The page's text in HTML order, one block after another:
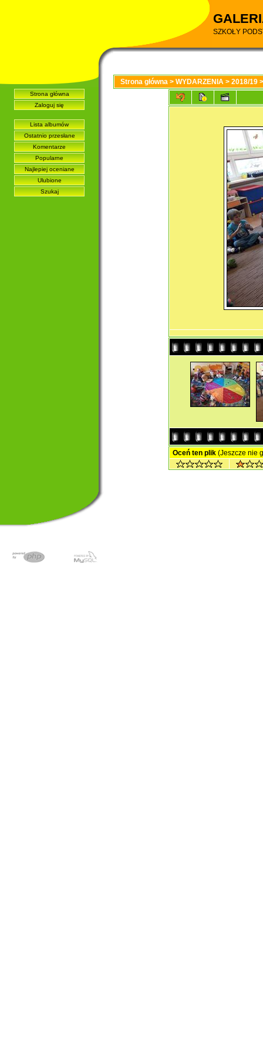
SZKOŁY
Strona główna
Zaloguj się
Lista albumów
Ostatnio przesłane
Komentarze
Popularne
Najlepiej oceniane
Ulubione
Szukaj
Strona główna > WYDARZENIA > 2018/19
Oceń ten plik (Jeszcze nie